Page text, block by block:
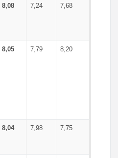
8,08 7,24 7,68
8,05 7,79 8,20
8,04 7,98 7,75